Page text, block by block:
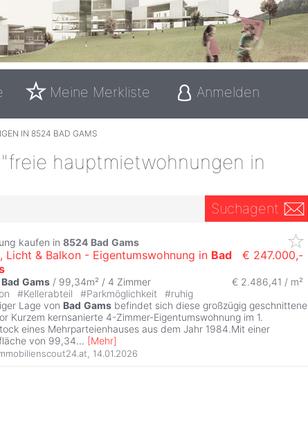
Meine Merkliste Anmelden
IN 8524 BAD GAMS
hauptmietwohnungen in
Suchagent
kaufen in 8524 Bad Gams
Licht & Balkon - Eigentumswohnung in Bad
€ 247.000,-
Bad Gams / 99,34m² / 4 Zimmer
€ 2.486,41 / m²
#Kellerabteil #Parkmöglichkeit #ruhig
Lage von Bad Gams befindet sich diese großzügig geschnittene
Kurzem kernsanierte 4-Zimmer-Eigentumswohnung im 1.
eines Mehrparteienhauses aus dem Jahr 1984.Mit einer
von 99,34... [Mehr]
14.01.2026